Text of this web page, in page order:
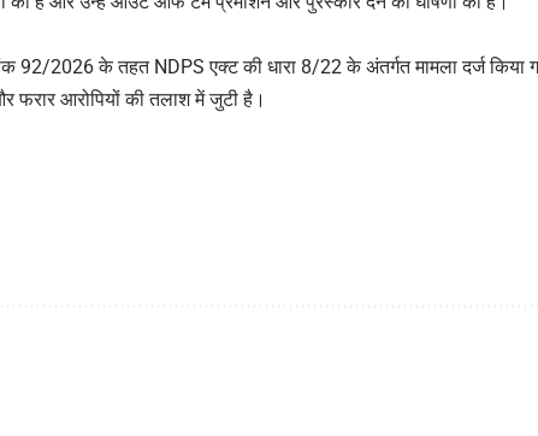
92/2026 के तहत NDPS एक्ट की धारा 8/22 के अंतर्गत मामला दर्ज किया
आरोपियों की तलाश में जुटी है।